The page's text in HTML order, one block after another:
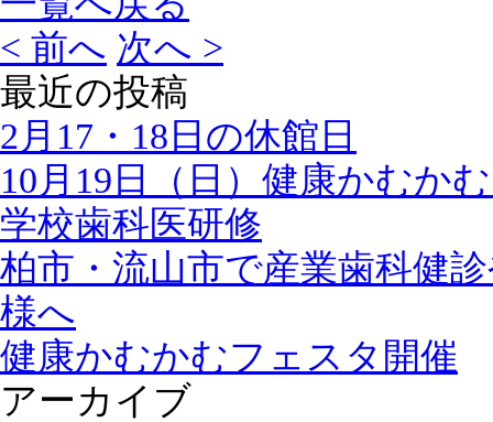
< 前へ 次へ >
最近の投稿
2月17・18日の休館日
10月19日（日）健康かむか
学校歯科医研修
柏市・流山市で産業歯科健
様へ
健康かむかむフェスタ開催
アーカイブ